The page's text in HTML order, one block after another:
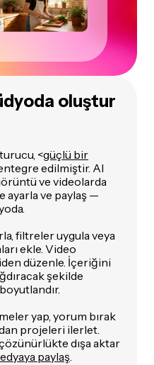
oluştur
<güçlü bir
edilmiştir. AI
ve videolarda
ayarla ve paylaş —
filtreler uygula veya
ekle. Video
düzenle. İçeriğini
şekilde
yap, yorum bırak
projeleri ilerlet.
dışa aktar
paylaş.